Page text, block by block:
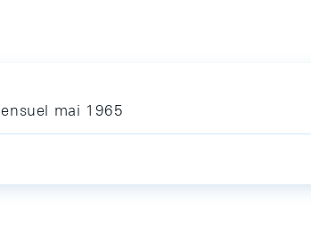
mai 1965